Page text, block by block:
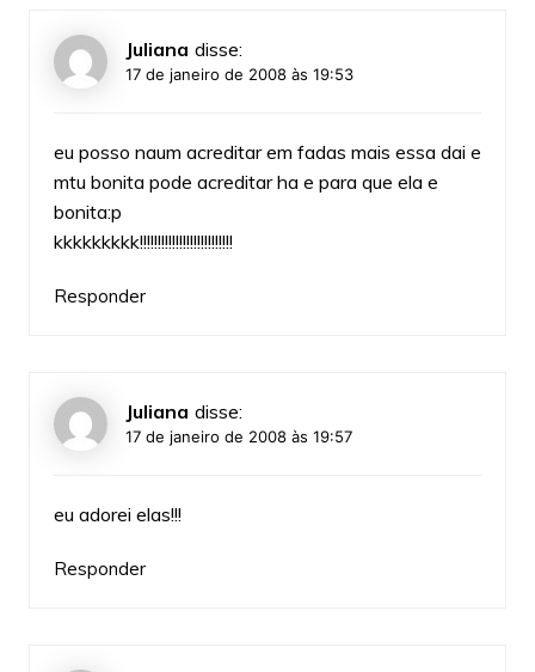
Juliana disse:
17 de janeiro de 2008 às 19:53
eu posso naum acreditar em fadas mais essa dai e
mtu bonita pode acreditar ha e para que ela e
bonita:p
kkkkkkkkk!!!!!!!!!!!!!!!!!!!!!!!!!!
Responder
Juliana disse:
17 de janeiro de 2008 às 19:57
eu adorei elas!!!
Responder